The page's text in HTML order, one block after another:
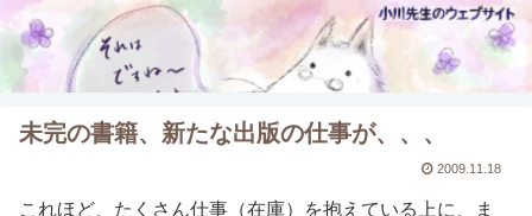
未完の書籍、新たな出版の仕事が、、、
2009.11.18
これほど、たくさん仕事（在庫）を抱えている上に、ま